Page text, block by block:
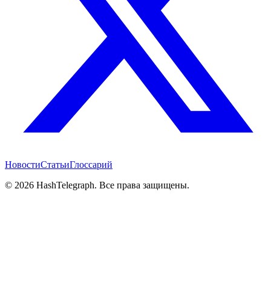
НовостиСтатьиГлоссарий
© 2026 HashTelegraph. Все права защищены.